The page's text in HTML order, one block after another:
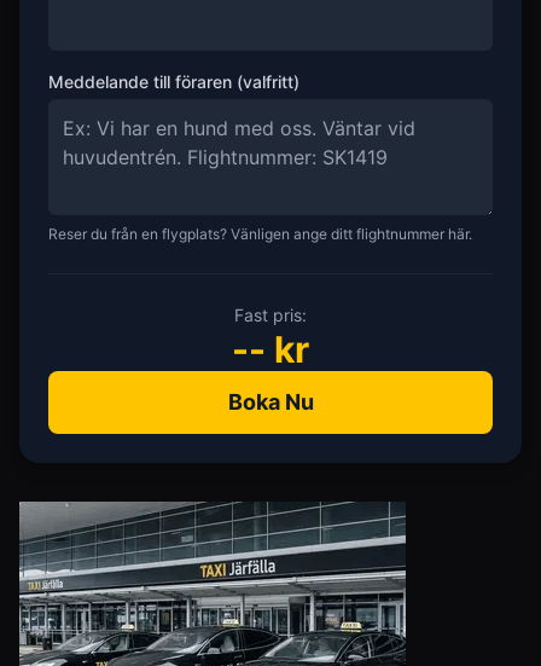
Meddelande till föraren (valfritt)
Reser du från en flygplats? Vänligen ange ditt flightnummer här.
Fast pris:
-- kr
Boka Nu